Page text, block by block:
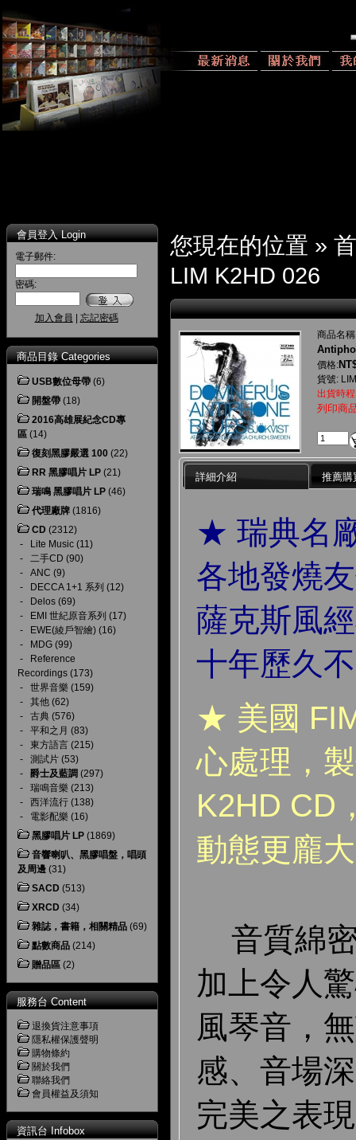
會員登入 Login
電子郵件:
密碼:
加入會員 忘記密碼
商品目錄 Categories
USB數位母帶 (6)
開盤帶 (18)
2016高雄展紀念CD專
區 (14)
復刻黑膠嚴選 100 (22)
RR 黑膠唱片 LP (21)
瑞鳴 黑膠唱片 LP (46)
代理廠牌 (1816)
CD (2312)
-
Lite Music (11)
- 二手CD (90)
- ANC (9)
-
DECCA 1+1 系列 (12)
-
Delos (69)
-
EMI 世紀原音系列 (17)
-
EWE(綾戶智繪) (16)
-
MDG (99)
-
Reference
Recordings (173)
- 世界音樂 (159)
- 其他 (62)
- 古典 (576)
- 平和之月 (83)
- 東方語言 (215)
- 測試片 (53)
- 爵士及藍調 (297)
- 瑞鳴音樂 (213)
- 西洋流行 (138)
- 電影配樂 (16)
黑膠唱片 LP (1869)
音響喇叭、黑膠唱盤，唱頭
及周邊 (31)
SACD (513)
XRCD (34)
雜誌，書籍，相關精品 (69)
點數商品 (214)
贈品區 (2)
服務台 Content
退換貨注意事項
隱私權保護聲明
購物條約
關於我們
聯絡我們
會員權益及須知
資訊台 Infobox
您現在的位置 »
LIM K2HD 026
商品名
價格:
貨號:
出貨時
列印商
詳細介紹 推薦購
★ 瑞典名
各地發燒
薩克斯風
十年歷久
★ 美國
心處理，
K2HD CD
動態更龐
音質綿
加上令人
風琴音，
感、音場
完美之表